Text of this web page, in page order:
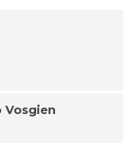
Vosgien